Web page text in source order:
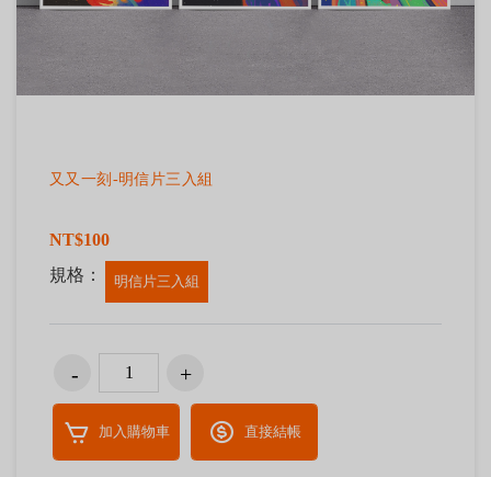
又又一刻-明信片三入組
NT$100
規格：
明信片三入組
加入購物車 直接結帳